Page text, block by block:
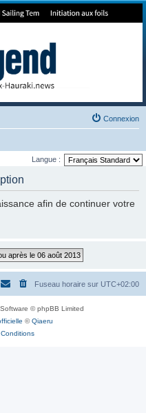
Connexion
Langue :
afin de continuer votre
Fuseau horaire sur UTC+02:00
© phpBB Limited
©Qiaeru
Conditions